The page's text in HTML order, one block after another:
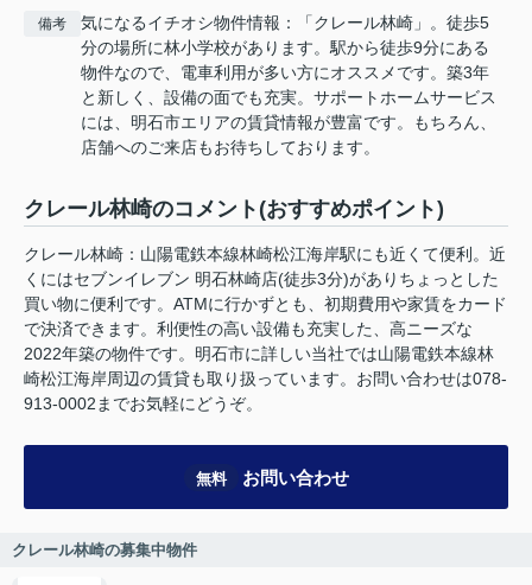
備考
気になるイチオシ物件情報：「クレール林崎」。徒歩5
分の場所に林小学校があります。駅から徒歩9分にある
物件なので、電車利用が多い方にオススメです。築3年
と新しく、設備の面でも充実。サポートホームサービス
には、明石市エリアの賃貸情報が豊富です。もちろん、
店舗へのご来店もお待ちしております。
クレール林崎のコメント(おすすめポイント)
クレール林崎：山陽電鉄本線林崎松江海岸駅にも近くて便利。近
くにはセブンイレブン 明石林崎店(徒歩3分)がありちょっとした
買い物に便利です。ATMに行かずとも、初期費用や家賃をカード
で決済できます。利便性の高い設備も充実した、高ニーズな
2022年築の物件です。明石市に詳しい当社では山陽電鉄本線林
崎松江海岸周辺の賃貸も取り扱っています。お問い合わせは078-
913-0002までお気軽にどうぞ。
無料 お問い合わせ
クレール林崎の募集中物件